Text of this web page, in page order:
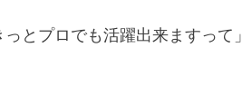
とプロでも活躍出来ますって」